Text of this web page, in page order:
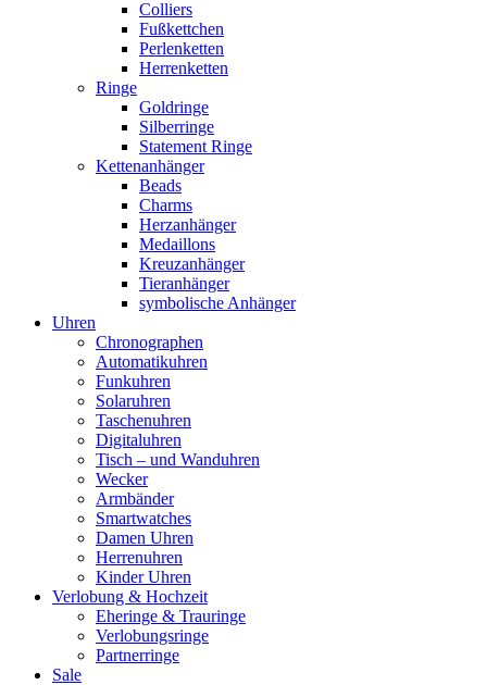
Colliers
Fußkettchen
Perlenketten
Herrenketten
Ringe
Goldringe
Silberringe
Statement Ringe
Kettenanhänger
Beads
Charms
Herzanhänger
Medaillons
Kreuzanhänger
Tieranhänger
symbolische Anhänger
Uhren
Chronographen
Automatikuhren
Funkuhren
Solaruhren
Taschenuhren
Digitaluhren
Tisch – und Wanduhren
Wecker
Armbänder
Smartwatches
Damen Uhren
Herrenuhren
Kinder Uhren
Verlobung & Hochzeit
Eheringe & Trauringe
Verlobungsringe
Partnerringe
Sale